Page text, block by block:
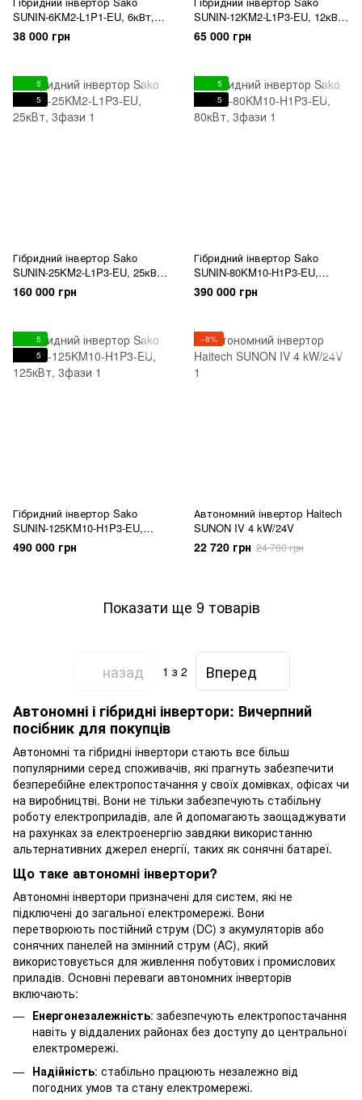
SUNIN-6KM2-L1P1-EU, 6кВт,
1фаза
38 000 грн
SUNIN-12KM2-L1P3-EU, 12кВт,
3фази
65 000 грн
5
5
Гібридний інвертор Sako
SUNIN-25KM2-L1P3-EU, 25кВт,
3фази
160 000 грн
5
5
Гібридний інвертор Sako
SUNIN-80KM10-H1P3-EU,
80кВт, 3фази
390 000 грн
5
5
Гібридний інвертор Sako
SUNIN-125KM10-H1P3-EU,
125кВт, 3фази
490 000 грн
−8%
Автономний інвертор Haitech
SUNON IV 4 kW/24V
22 720 грн 24 700 грн
Показати ще 9 товарів
назад 1 з 2
Вперед
Автономні і гібридні інвертори: Вичерпний
посібник для покупців
Автономні та гібридні інвертори стають все більш
популярними серед споживачів, які прагнуть забезпечити
безперебійне електропостачання у своїх домівках, офісах чи
на виробництві. Вони не тільки забезпечують стабільну
роботу електроприладів, але й допомагають заощаджувати
на рахунках за електроенергію завдяки використанню
альтернативних джерел енергії, таких як сонячні батареї.
Що таке автономні інвертори?
Автономні інвертори призначені для систем, які не
підключені до загальної електромережі. Вони
перетворюють постійний струм (DC) з акумуляторів або
сонячних панелей на змінний струм (AC), який
використовується для живлення побутових і промислових
приладів. Основні переваги автономних інверторів
включають:
Енергонезалежність: забезпечують електропостачання
навіть у віддалених районах без доступу до центральної
електромережі.
Надійність: стабільно працюють незалежно від
погодних умов та стану електромережі.